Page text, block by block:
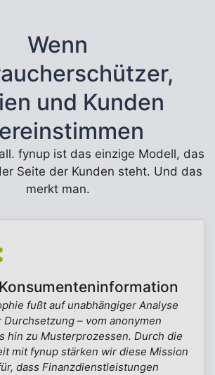
Wenn
und Kunden
fynup ist das einzige Modell, das
Seite der Kunden steht. Und das
merkt man.
fußt auf unabhängiger Analyse
– vom anonymen
hin zu Musterprozessen. Durch die
mit fynup stärken wir diese Mission
dass Finanzdienstleistungen